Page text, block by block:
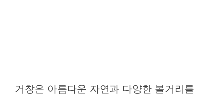
거창은 아름다운 자연과 다양한 볼거리를